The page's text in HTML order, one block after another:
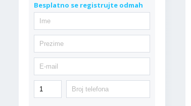
Besplatno se registrujte odmah